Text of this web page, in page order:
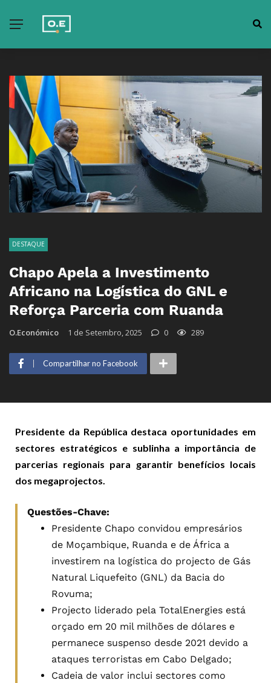
DESTAQUE
Chapo Apela a Investimento
Africano na Logística do GNL e
Reforça Parceria com Ruanda
O.Económico 1 de Setembro, 2025 0 289
Compartilhar no Facebook
Presidente da República destaca oportunidades em
sectores estratégicos e sublinha a importância de
parcerias regionais para garantir benefícios locais
dos megaprojectos.
Questões-Chave:
Presidente Chapo convidou empresários
de Moçambique, Ruanda e de África a
investirem na logística do projecto de Gás
Natural Liquefeito (GNL) da Bacia do
Rovuma;
Projecto liderado pela TotalEnergies está
orçado em 20 mil milhões de dólares e
permanece suspenso desde 2021 devido a
ataques terroristas em Cabo Delgado;
Cadeia de valor inclui sectores como